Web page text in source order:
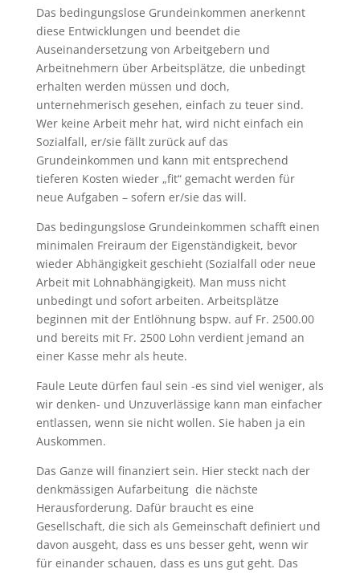
Das bedingungslose Grundeinkommen anerkennt
diese Entwicklungen und beendet die
Auseinandersetzung von Arbeitgebern und
Arbeitnehmern über Arbeitsplätze, die unbedingt
erhalten werden müssen und doch,
unternehmerisch gesehen, einfach zu teuer sind.
Wer keine Arbeit mehr hat, wird nicht einfach ein
Sozialfall, er/sie fällt zurück auf das
Grundeinkommen und kann mit entsprechend
tieferen Kosten wieder „fit“ gemacht werden für
neue Aufgaben – sofern er/sie das will.
Das bedingungslose Grundeinkommen schafft einen
minimalen Freiraum der Eigenständigkeit, bevor
wieder Abhängigkeit geschieht (Sozialfall oder neue
Arbeit mit Lohnabhängigkeit). Man muss nicht
unbedingt und sofort arbeiten. Arbeitsplätze
beginnen mit der Entlöhnung bspw. auf Fr. 2500.00
und bereits mit Fr. 2500 Lohn verdient jemand an
einer Kasse mehr als heute.
Faule Leute dürfen faul sein -es sind viel weniger, als
wir denken- und Unzuverlässige kann man einfacher
entlassen, wenn sie nicht wollen. Sie haben ja ein
Auskommen.
Das Ganze will finanziert sein. Hier steckt nach der
denkmässigen Aufarbeitung die nächste
Herausforderung. Dafür braucht es eine
Gesellschaft, die sich als Gemeinschaft definiert und
davon ausgeht, dass es uns besser geht, wenn wir
für einander schauen, dass es uns gut geht. Das